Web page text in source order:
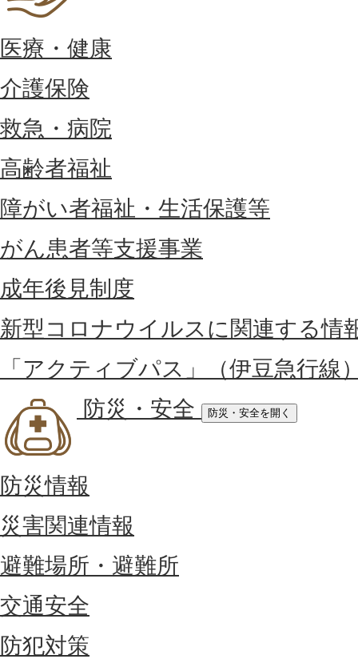
医療・健康
介護保険
救急・病院
高齢者福祉
障がい者福祉・生活保護等
がん患者等支援事業
成年後見制度
新型コロナウイルスに関連する情
「アクティブパス」（伊豆急行線
防災・安全
防災・安全を開く
防災情報
災害関連情報
避難場所・避難所
交通安全
防犯対策